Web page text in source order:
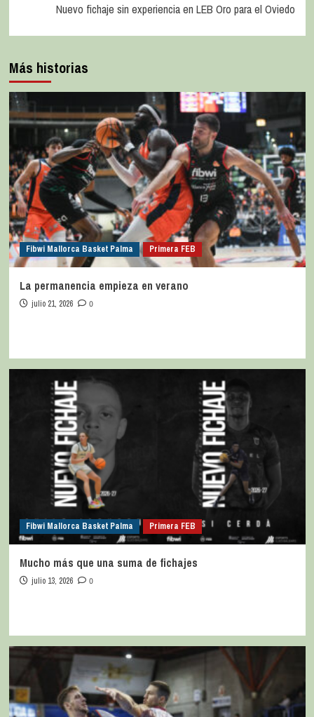
Nuevo fichaje sin experiencia en LEB Oro para el Oviedo
Más historias
Fibwi Mallorca Basket Palma Primera FEB
La permanencia empieza en verano
julio 21, 2026 0
Fibwi Mallorca Basket Palma Primera FEB
Mucho más que una suma de fichajes
julio 13, 2026 0